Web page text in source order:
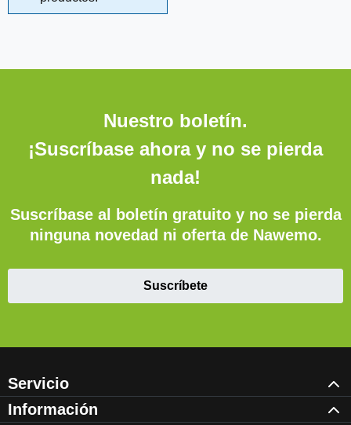
Nuestro boletín.
¡Suscríbase ahora y no se pierda
nada!
Suscríbase al boletín gratuito y no se pierda
ninguna novedad ni oferta de Nawemo.
Suscríbete
Servicio
Información